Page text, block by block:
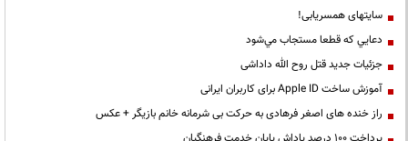
سایتهای همسریابی!
دعايي كه قطعا مستجاب مي‌شود
جزئیات جدید قتل روح الله داداشی
آموزش ساخت Apple ID برای کاربران ایرانی
راز خنده های اصغر فرهادی به حرکت بی شرمانه خانم بازیگر + عکس